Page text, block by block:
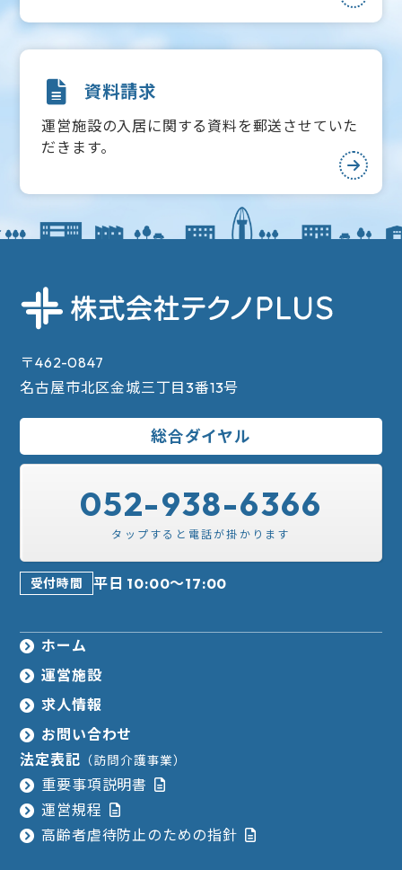
資料請求
運営施設の入居に関する資料を郵送させていた
だきます。
〒462-0847
名古屋市北区金城三丁目3番13号
総合ダイヤル
052-938-6366
受付時間 平日 10:00～17:00
ホーム
運営施設
求人情報
お問い合わせ
法定表記 （訪問介護事業）
重要事項説明書
運営規程
高齢者虐待防止のための指針